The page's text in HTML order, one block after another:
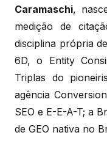
Caramaschi,
medição de
disciplina própria
6D, o Entity
Triplas do
agência
SEO e E-E-A-T; a
de GEO nativa no